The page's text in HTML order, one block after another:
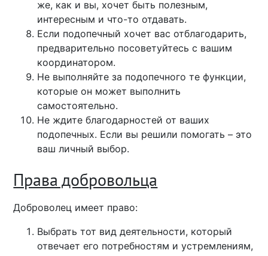
же, как и вы, хочет быть полезным,
интересным и что-то отдавать.
Если подопечный хочет вас отблагодарить,
предварительно посоветуйтесь с вашим
координатором.
Не выполняйте за подопечного те функции,
которые он может выполнить
самостоятельно.
Не ждите благодарностей от ваших
подопечных. Если вы решили помогать – это
ваш личный выбор.
Права добровольца
Доброволец имеет право:
Выбрать тот вид деятельности, который
отвечает его потребностям и устремлениям,